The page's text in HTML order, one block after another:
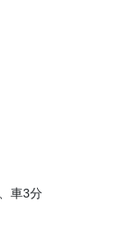
車3分